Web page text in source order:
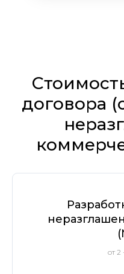
договора
от 2